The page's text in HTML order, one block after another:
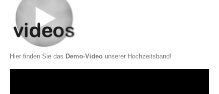
Hier finden Sie das Demo-Video unserer Hochzeitsband!